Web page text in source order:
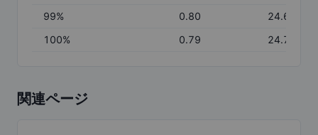
99% 0.80
24.60
100% 0.79 24.71
関連ページ